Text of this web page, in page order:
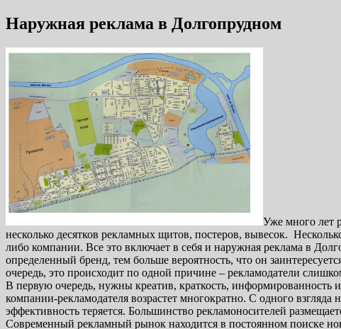
Наружная реклама в Долгопрудном
Уже много лет
несколько десятков рекламных щитов, постеров, вывесок.
либо компании. Все это включает в себя и наружная реклама в
определенный бренд, тем больше вероятность, что он
очередь, это происходит по одной причине – рекламодатели
В первую очередь, нужны креатив, краткость, информированность
компании-рекламодателя возрастет многократно. С одного
эффективность теряется. Большинство рекламоносителей
Современный рекламный рынок находится в постоянном поиске